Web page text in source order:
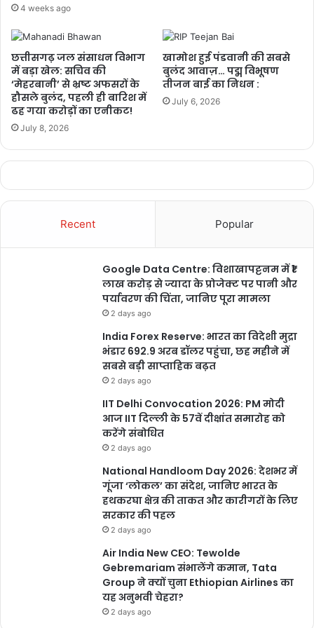
cg new governor ramen deka
governor ramen deka
new governor ramen deka ramen deka
ramen deka biography
ramen deka cg new governor
ramen deka chhattisgarh
ramen deka family
4 weeks ago
छत्तीसगढ़ जल संसाधन विभाग
में बड़ा खेल: सचिव की
‘मेहरबानी’ से भ्रष्ट अफसरों के
हौसले बुलंद, पहली ही बारिश में
ढह गया करोड़ों का एनीकट!
July 8, 2026
खामोश हुई पंडवानी की सबसे
बुलंद आवाज़… पद्म विभूषण
तीजन बाई का निधन :
July 6, 2026
Recent Popular
Google Data Centre: विशाखापट्टनम में ₹1
लाख करोड़ से ज्यादा के प्रोजेक्ट पर पानी और
पर्यावरण की चिंता, जानिए पूरा मामला
2 days ago
India Forex Reserve: भारत का विदेशी मुद्रा
भंडार 692.9 अरब डॉलर पहुंचा, छह महीने में
सबसे बड़ी साप्ताहिक बढ़त
2 days ago
IIT Delhi Convocation 2026: PM मोदी
आज IIT दिल्ली के 57वें दीक्षांत समारोह को
करेंगे संबोधित
2 days ago
National Handloom Day 2026: देशभर में
गूंजा ‘लोकल’ का संदेश, जानिए भारत के
हथकरघा क्षेत्र की ताकत और कारीगरों के लिए
सरकार की पहल
2 days ago
Air India New CEO: Tewolde
Gebremariam संभालेंगे कमान, Tata
Group ने क्यों चुना Ethiopian Airlines का
यह अनुभवी चेहरा?
2 days ago